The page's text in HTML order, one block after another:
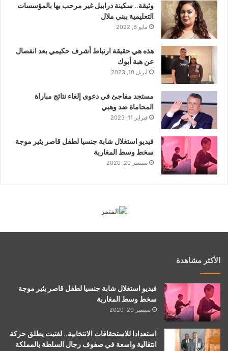
وثيقة.. سكينة درابيل غير مرحب بها بالمؤسسات
التعليمية ببني ملال
مايو 6, 2022
هذه هي حقيقة ارتباط أشرف حكيمي بعد انفصال
عن هبة أبوك
أبريل 10, 2023
مستجد مفاجئ في دعوى إلغاء نتائج مباراة
المحاماة ضد وهبي
فبراير 11, 2023
فيديو استغلال شابة جنسيا لطفل قاصر يثير موجة
سخط وسط المغاربة
سبتمبر 20, 2020
الأكثر مشاهدة
فيديو استغلال شابة جنسيا لطفل قاصر يثير موجة
سخط وسط المغاربة
سبتمبر 20, 2020
استعدادا للاستحقاقات الانتخابية.. لفتيت يطلق حركة
انتقالية واسعة في صفوف رجال السلطة بالمملكة